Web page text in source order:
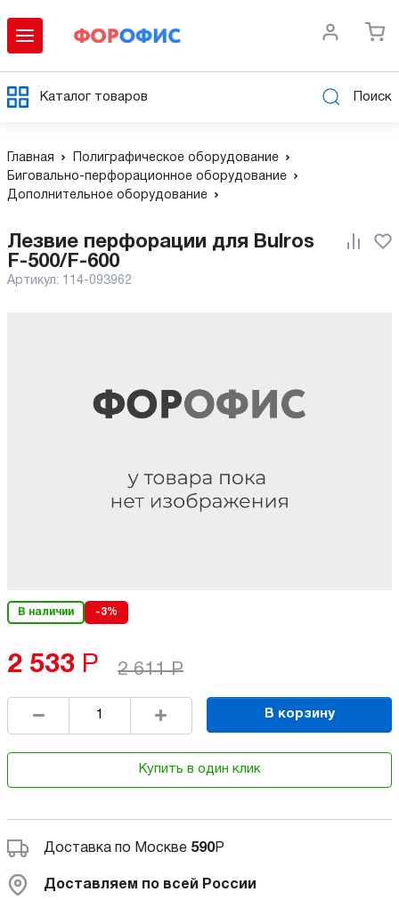
Каталог товаров Поиск
Главная
Полиграфическое оборудование
Биговально-перфорационное оборудование
Дополнительное оборудование
Лезвие перфорации для Bulros
F-500/F-600
Артикул: 114-093962
В наличии -3%
2 533 Р 2 611 Р
В корзину
Купить в один клик
Доставка по Москве 590Р
Доставляем по всей России